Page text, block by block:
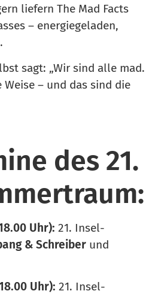
liefern The Mad Facts
– energiegeladen,
sagt: „Wir sind alle mad.
Weise – und das sind die
des 21.
Uhr): 21. Insel-
& Schreiber und
Uhr): 21. Insel-